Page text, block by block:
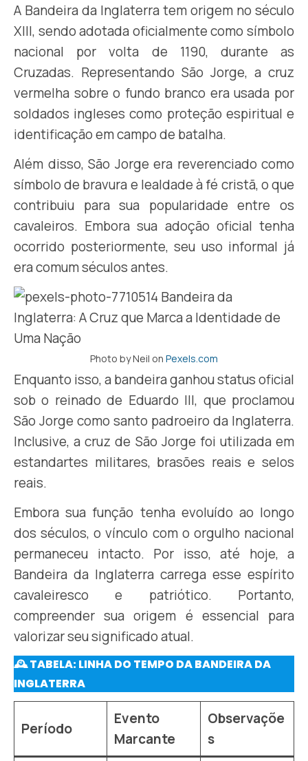
A Bandeira da Inglaterra tem origem no século
XIII, sendo adotada oficialmente como símbolo
nacional por volta de 1190, durante as
Cruzadas. Representando São Jorge, a cruz
vermelha sobre o fundo branco era usada por
soldados ingleses como proteção espiritual e
identificação em campo de batalha.
Além disso, São Jorge era reverenciado como
símbolo de bravura e lealdade à fé cristã, o que
contribuiu para sua popularidade entre os
cavaleiros. Embora sua adoção oficial tenha
ocorrido posteriormente, seu uso informal já
era comum séculos antes.
Photo by Neil on Pexels.com
Enquanto isso, a bandeira ganhou status oficial
sob o reinado de Eduardo III, que proclamou
São Jorge como santo padroeiro da Inglaterra.
Inclusive, a cruz de São Jorge foi utilizada em
estandartes militares, brasões reais e selos
reais.
Embora sua função tenha evoluído ao longo
dos séculos, o vínculo com o orgulho nacional
permaneceu intacto. Por isso, até hoje, a
Bandeira da Inglaterra carrega esse espírito
cavaleiresco e patriótico. Portanto,
compreender sua origem é essencial para
valorizar seu significado atual.
🕰️ TABELA: LINHA DO TEMPO DA BANDEIRA DA
INGLATERRA
Período
Evento
Marcante
Observaçõe
s